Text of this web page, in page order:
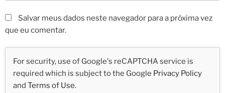
Salvar meus dados neste navegador para a próxima vez
que eu comentar.
For security, use of Google's reCAPTCHA service is
required which is subject to the Google Privacy Policy
and Terms of Use.